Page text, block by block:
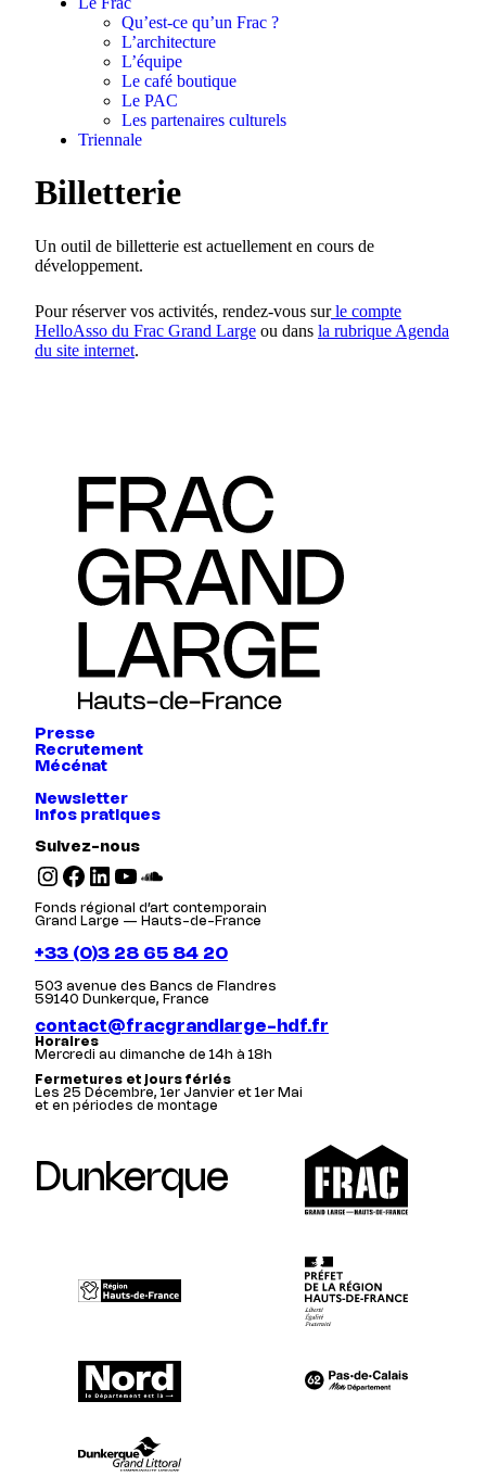
Qu’est-ce qu’un Frac ?
L’architecture
L’équipe
Le café boutique
Le PAC
Les partenaires culturels
Triennale
Billetterie
Un outil de billetterie est actuellement en cours de
développement.
Pour réserver vos activités, rendez-vous sur le compte
HelloAsso du Frac Grand Large ou dans la rubrique Agenda
du site internet.
Presse
Recrutement
Mécénat
Newsletter
Infos pratiques
Suivez-nous
Instagram Facebook LinkedIn YouTube SoundCloud
Fonds régional d’art contemporain
Grand Large — Hauts-de-France
+33 (0)3 28 65 84 20
503 avenue des Bancs de Flandres
59140 Dunkerque, France
contact@fracgrandlarge-hdf.fr
Horaires
Mercredi au dimanche de 14h à 18h
Fermetures et jours fériés
Les 25 Décembre, 1er Janvier et 1er Mai
et en périodes de montage
Dunkerque